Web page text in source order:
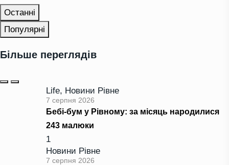
Останні
Популярні
Більше переглядів
Life, Новини Рівне
7 серпня 2026
Бебі-бум у Рівному: за місяць народилися
243 малюки
1
Новини Рівне
7 серпня 2026